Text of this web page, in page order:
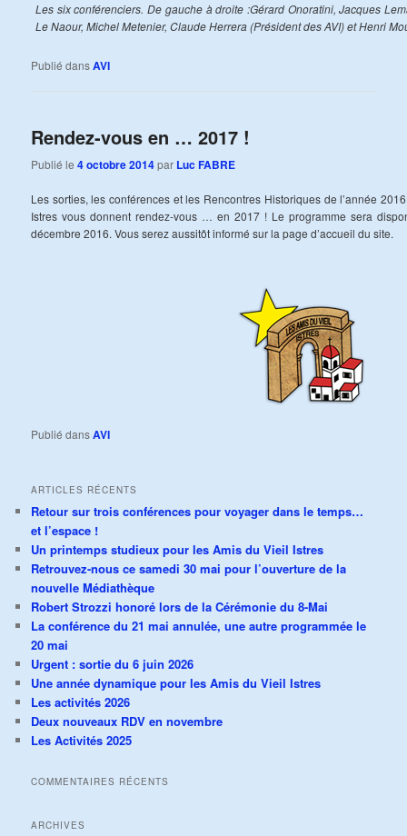
Les six conférenciers. De gauche à droite :Gérard Onoratini, Jacques
Le Naour, Michel Metenier, Claude Herrera (Président des AVI) et Henri
Publié dansAVI
Rendez-vous en … 2017 !
Publié le4 octobre 2014par Luc FABRE
Les sorties, les conférences et les Rencontres Historiques de l’année
Istres vous donnent rendez-vous … en 2017 ! Le programme sera
décembre 2016. Vous serez aussitôt informé sur la page d’accueil du site.
Publié dansAVI
ARTICLES RÉCENTS
Retour sur trois conférences pour voyager dans le temps…
et l’espace !
Un printemps studieux pour les Amis du Vieil Istres
Retrouvez-nous ce samedi 30 mai pour l’ouverture de la
nouvelle Médiathèque
Robert Strozzi honoré lors de la Cérémonie du 8-Mai
La conférence du 21 mai annulée, une autre programmée le
20 mai
Urgent : sortie du 6 juin 2026
Une année dynamique pour les Amis du Vieil Istres
Les activités 2026
Deux nouveaux RDV en novembre
Les Activités 2025
COMMENTAIRES RÉCENTS
ARCHIVES